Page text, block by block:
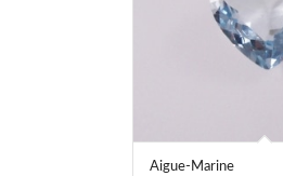
Aigue-Marine